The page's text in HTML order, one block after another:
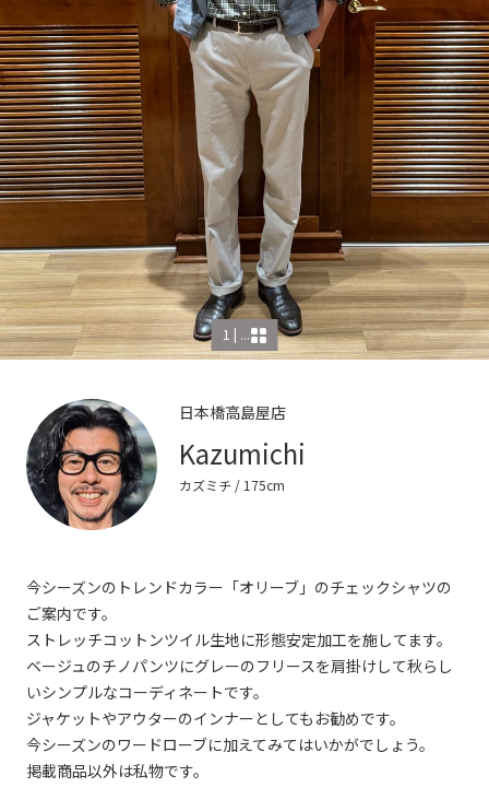
1 | ...
日本橋高島屋店
Kazumichi
カズミチ/ 175cm
今シーズンのトレンドカラー「オリーブ」のチェックシャツの
ご案内です。
ストレッチコットンツイル生地に形態安定加工を施してます。
ベージュのチノパンツにグレーのフリースを肩掛けして秋らし
いシンプルなコーディネートです。
ジャケットやアウターのインナーとしてもお勧めです。
今シーズンのワードローブに加えてみてはいかがでしょう。
掲載商品以外は私物です。